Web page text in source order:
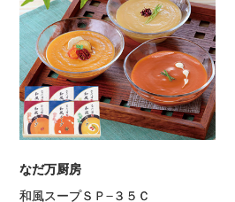
なだ万厨房
和風スープＳＰ−３５Ｃ